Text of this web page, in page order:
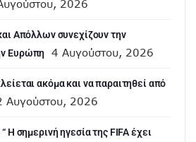
2026
Απόλλων συνεχίζουν την
Ευρώπη
4 Αυγούστου, 2026
ακόμα και να παραιτηθεί από
Αυγούστου, 2026
H σημερινή ηγεσία της FIFA έχει